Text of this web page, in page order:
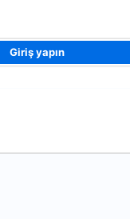
Giriş yapın